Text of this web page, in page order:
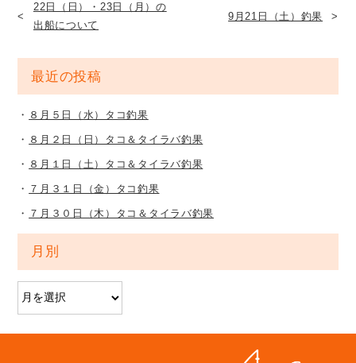
22日（日）・23日（月）の
出船について
9月21日（土）釣果
最近の投稿
８月５日（水）タコ釣果
８月２日（日）タコ＆タイラバ釣果
８月１日（土）タコ＆タイラバ釣果
７月３１日（金）タコ釣果
７月３０日（木）タコ＆タイラバ釣果
月別